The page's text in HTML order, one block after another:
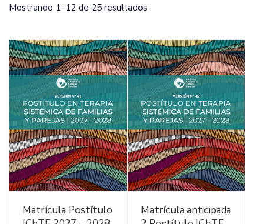
Mostrando 1–12 de 25 resultados
los
últimos
Ver Detalles
Matrícula Postítulo
Ver Detalles
Matrícula anticipada